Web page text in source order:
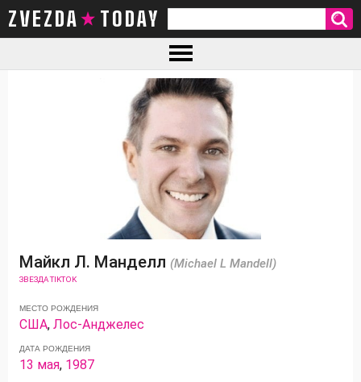
ZVEZDA TODAY
Майкл Л. Манделл (Michael L Mandell)
ЗВЕЗДА TIKTOK
МЕСТО РОЖДЕНИЯ
США,Лос-Анджелес
ДАТА РОЖДЕНИЯ
13 мая, 1987